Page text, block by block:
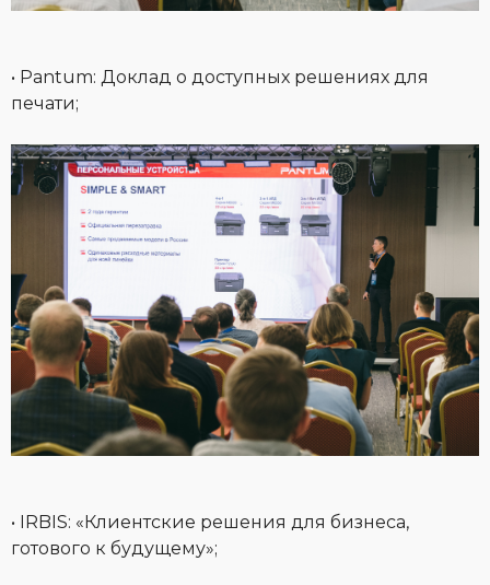
• Pantum: Доклад о доступных решениях для
печати;
• IRBIS: «Клиентские решения для бизнеса,
готового к будущему»;